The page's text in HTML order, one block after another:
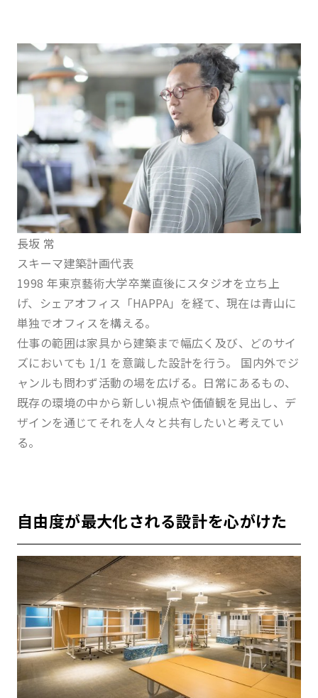
長坂 常
スキーマ建築計画代表
1998 年東京藝術大学卒業直後にスタジオを立ち上
げ、シェアオフィス「HAPPA」を経て、現在は青山に
単独でオフィスを構える。
仕事の範囲は家具から建築まで幅広く及び、どのサイ
ズにおいても 1/1 を意識した設計を行う。 国内外でジ
ャンルも問わず活動の場を広げる。日常にあるもの、
既存の環境の中から新しい視点や価値観を見出し、デ
ザインを通じてそれを人々と共有したいと考えてい
る。
自由度が最大化される設計を心がけた